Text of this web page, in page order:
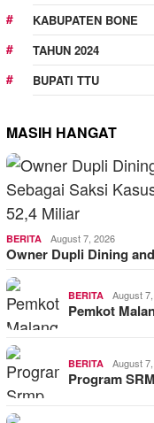
KABUPATEN BONE
TAHUN 2024
BUPATI TTU
MASIH HANGAT
BERITA August 7, 2026
Owner Dupli Dining
BERITA August
Pemkot
BERITA August
Program